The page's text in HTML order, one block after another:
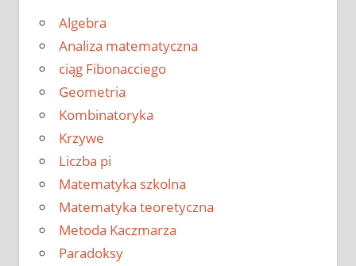
Algebra
Analiza matematyczna
ciąg Fibonacciego
Geometria
Kombinatoryka
Krzywe
Liczba pi
Matematyka szkolna
Matematyka teoretyczna
Metoda Kaczmarza
Paradoksy